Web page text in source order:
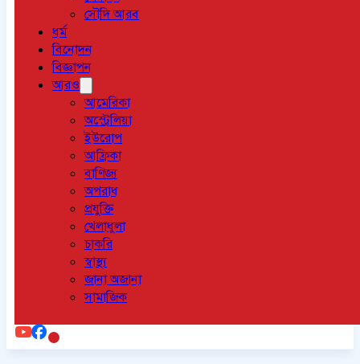
সৌদি আরব
ধর্ম
বিনোদন
বিজ্ঞাপন
আরও
আমেরিকা
অস্ট্রেলিয়া
ইউরোপ
আফ্রিকা
বাণিজ্য
অপরাধ
প্রযুক্তি
খেলাধুলা
চাকরি
স্বাস্থ্য
জানা অজানা
সামাজিক